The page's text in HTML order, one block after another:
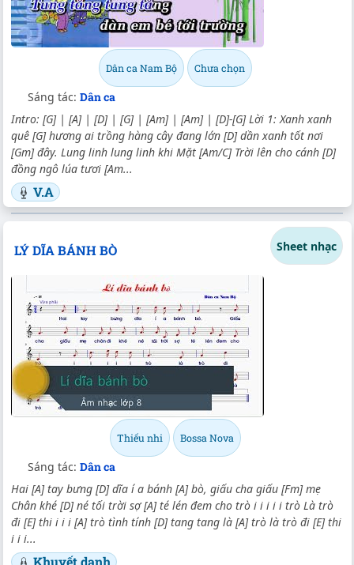
Dân ca Nam Bộ Chưa chọn
Sáng tác: Dân ca
Intro: [G] | [A] | [D] | [G] | [Am] | [Am] | [D]-[G] Lời 1: Xanh xanh
quê [G] hương ai trồng hàng cây đang lớn [D] dần xanh tốt nơi
[Gm] đây. Lung linh lung linh khi Mặt [Am/C] Trời lên cho cánh [D]
đồng ngô lúa tươi [Am...
V.A
LÝ DĨA BÁNH BÒ Sheet nhạc
Thiếu nhi Bossa Nova
Sáng tác: Dân ca
Hai [A] tay bưng [D] dĩa í a bánh [A] bò, giấu cha giấu [Fm] mẹ
Chân khé [D] né tối trời sợ [A] té lén đem cho trò i i i i i trò Là trò
đi [E] thi i i i [A] trò tình tính [D] tang tang là [A] trò là trò đi [E] thi
i i i...
Khuyết danh